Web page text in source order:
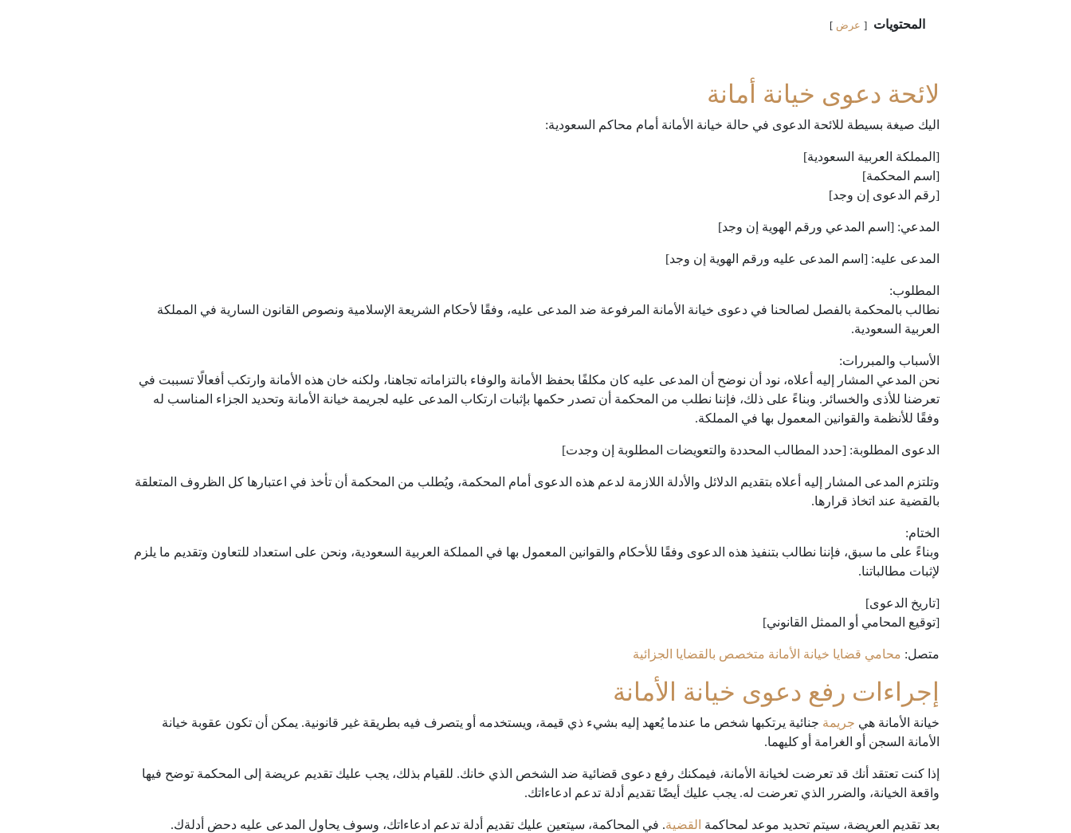
المحتويات عرض
لائحة دعوى خيانة أمانة
اليك صيغة بسيطة للائحة الدعوى في حالة خيانة الأمانة أمام محاكم السعودية:
[المملكة العربية السعودية]
[اسم المحكمة]
[رقم الدعوى إن وجد]
المدعي: [اسم المدعي ورقم الهوية إن وجد]
المدعى عليه: [اسم المدعى عليه ورقم الهوية إن وجد]
المطلوب:
نطالب بالمحكمة بالفصل لصالحنا في دعوى خيانة الأمانة المرفوعة ضد المدعى عليه، وفقًا لأحكام الشريعة الإسلامية ونصوص القانون السارية في المملكة
العربية السعودية.
الأسباب والمبررات:
نحن المدعي المشار إليه أعلاه، نود أن نوضح أن المدعى عليه كان مكلفًا بحفظ الأمانة والوفاء بالتزاماته تجاهنا، ولكنه خان هذه الأمانة وارتكب أفعالًا تسببت في
تعرضنا للأذى والخسائر. وبناءً على ذلك، فإننا نطلب من المحكمة أن تصدر حكمها بإثبات ارتكاب المدعى عليه لجريمة خيانة الأمانة وتحديد الجزاء المناسب له
وفقًا للأنظمة والقوانين المعمول بها في المملكة.
الدعوى المطلوبة: [حدد المطالب المحددة والتعويضات المطلوبة إن وجدت]
وتلتزم المدعى المشار إليه أعلاه بتقديم الدلائل والأدلة اللازمة لدعم هذه الدعوى أمام المحكمة، ويُطلب من المحكمة أن تأخذ في اعتبارها كل الظروف المتعلقة
بالقضية عند اتخاذ قرارها.
الختام:
وبناءً على ما سبق، فإننا نطالب بتنفيذ هذه الدعوى وفقًا للأحكام والقوانين المعمول بها في المملكة العربية السعودية، ونحن على استعداد للتعاون وتقديم ما يلزم
لإثبات مطالباتنا.
[تاريخ الدعوى]
[توقيع المحامي أو الممثل القانوني]
متصل: محامي قضايا خيانة الأمانة متخصص بالقضايا الجزائية
إجراءات رفع دعوى خيانة الأمانة
خيانة الأمانة هي جريمة جنائية يرتكبها شخص ما عندما يُعهد إليه بشيء ذي قيمة، ويستخدمه أو يتصرف فيه بطريقة غير قانونية. يمكن أن تكون عقوبة خيانة
الأمانة السجن أو الغرامة أو كليهما.
إذا كنت تعتقد أنك قد تعرضت لخيانة الأمانة، فيمكنك رفع دعوى قضائية ضد الشخص الذي خانك. للقيام بذلك، يجب عليك تقديم عريضة إلى المحكمة توضح فيها
واقعة الخيانة، والضرر الذي تعرضت له. يجب عليك أيضًا تقديم أدلة تدعم ادعاءاتك.
بعد تقديم العريضة، سيتم تحديد موعد لمحاكمة القضية. في المحاكمة، سيتعين عليك تقديم أدلة تدعم ادعاءاتك، وسوف يحاول المدعى عليه دحض أدلةك.